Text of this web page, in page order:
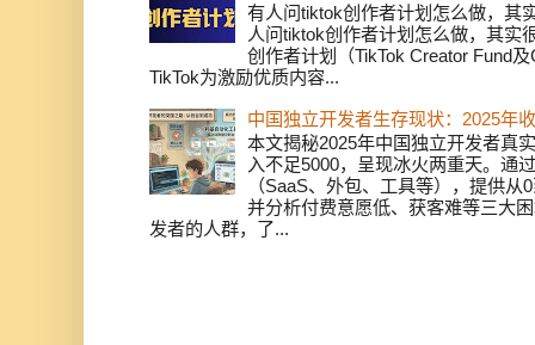
有人问tiktok创作者计划怎么做，其
人问tiktok创作者计划怎么做，其实
创作者计划（TikTok Creator Fund
TikTok为激励优质内容...
中国独立开发者生存现状：2025年
本文揭秘2025年中国独立开发者真
入不足5000，呈现冰火两重天。通
（SaaS、外包、工具等），提供
并分析付费意愿低、获客难等三大
发者的人群，了...